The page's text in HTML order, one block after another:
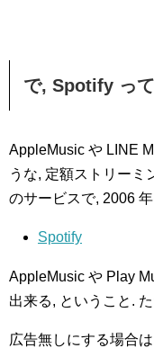
で, Spotify っ
AppleMusic や LINE
うな, 定額ストリーミ
のサービスで, 2006
Spotify
AppleMusic や Play
出来る, ということ.
広告無しにする場合